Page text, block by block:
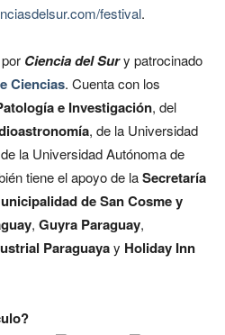
festival.
Ciencia del Sury patrocinado
Ciencias. Cuenta con los
e Investigación, del
, de la Universidad
la Universidad Autónoma de
tiene el apoyo de laSecretaría
de San Cosme y
, Guyra Paraguay,
Paraguayay Holiday Inn